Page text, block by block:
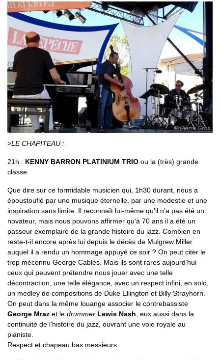
>LE CHAPITEAU :
21h : KENNY BARRON PLATINIUM TRIO ou la (très) grande
classe.
Que dire sur ce formidable musicien qui, 1h30 durant, nous a
époustouflé par une musique éternelle, par une modestie et une
inspiration sans limite. Il reconnaît lui-même qu’il n’a pas été un
novateur, mais nous pouvons affirmer qu’à 70 ans il a été un
passeur exemplaire de la grande histoire du jazz. Combien en
reste-t-il encore après lui depuis le décès de Mulgrew Miller
auquel il a rendu un hommage appuyé ce soir ? On peut citer le
trop méconnu George Cables. Mais ils sont rares aujourd’hui
ceux qui peuvent prétendre nous jouer avec une telle
décontraction, une telle élégance, avec un respect infini, en solo,
un medley de compositions de Duke Ellington et Billy Strayhorn.
On peut dans la même louange associer le contrebassiste
George Mraz et le drummer Lewis Nash , eux aussi dans la
continuité de l’histoire du jazz, ouvrant une voie royale au
pianiste.
Respect et chapeau bas messieurs.